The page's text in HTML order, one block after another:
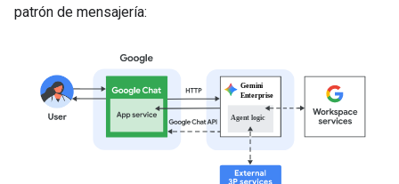
patrón de mensajería: